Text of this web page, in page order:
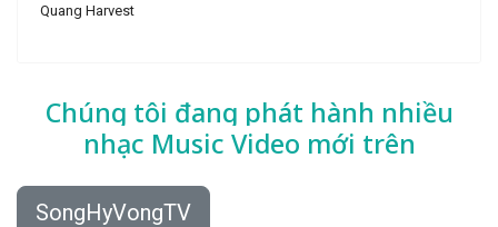
Quang Harvest
Chúng tôi đang phát hành nhiều
nhạc Music Video mới trên
SongHyVongTV